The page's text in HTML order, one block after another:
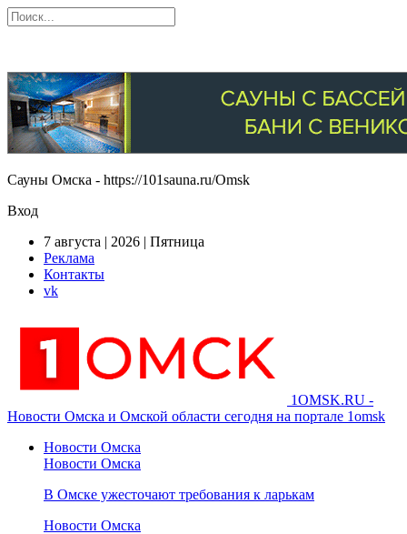
Сауны Омска - https://101sauna.ru/Omsk
Вход
7 августа | 2026 | Пятница
Реклама
Контакты
vk
1OMSK.RU -
Новости Омска и Омской области сегодня на портале 1omsk
Новости Омска
Новости Омска
В Омске ужесточают требования к ларькам
Новости Омска